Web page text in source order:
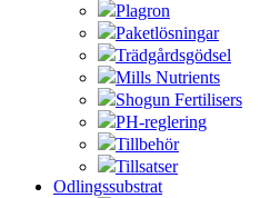
Plagron
Paketlösningar
Trädgårdsgödsel
Mills Nutrients
Shogun Fertilisers
PH-reglering
Tillbehör
Tillsatser
Odlingssubstrat